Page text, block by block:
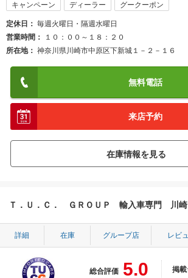
キャンペーン ディーラー グークーポン
定休日
毎週火曜日・隔週水曜日
営業時間
１０：００～１８：２０
所在地
神奈川県川崎市中原区下新城１－２－１６
無料電話
来店予約
Ｔ．Ｕ．Ｃ． ＧＲＯＵＰ 輸入車専門 川崎
詳細 在庫 グループ店 レビ
総合評価 5.0 掲